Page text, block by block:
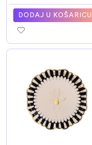
DODAJ U KOŠARICU